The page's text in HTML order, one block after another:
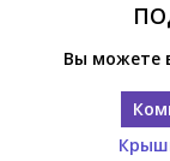
Вы можете